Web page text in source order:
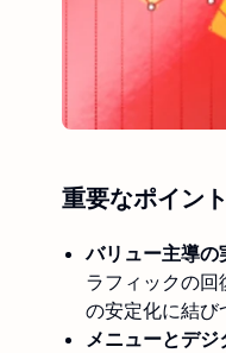
重要なポイント
バリュー主導の
ラフィックの
の安定化に結び
メニューとデジ